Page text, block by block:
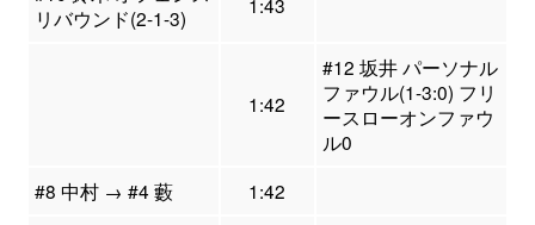
リバウンド(2-1-3)
1:42
#12 坂井 パーソナル
ファウル(1-3:0) フリ
ースローオンファウ
ル0
#8 中村 → #4 藪
1:42